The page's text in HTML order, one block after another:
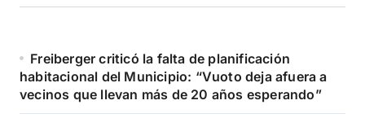
Freiberger criticó la falta de planificación
habitacional del Municipio: “Vuoto deja afuera a
vecinos que llevan más de 20 años esperando”